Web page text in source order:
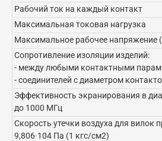
Рабочий ток на каждый контакт
Максимальная токовая нагрузка
Максимальное рабочее напряжение
Сопротивление изоляции изделий:
- между любыми контактными
- соединителей с диаметром
Эффективность экранирования в
до 1000 МГц
Скорость утечки воздуха для вилок
9,806·104 Па (1 кгс/см2)